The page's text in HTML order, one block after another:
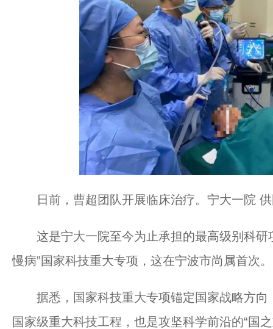
日前，曹超团队开展临床治疗。宁大一院
这是宁大一院至今为止承担的最高级别科研
慢病”国家科技重大专项，这在宁波市尚属首次。
据悉，国家科技重大专项锚定国家战略方向
国家级重大科技工程，也是攻坚科学前沿的“国